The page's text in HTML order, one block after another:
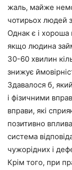
жаль, майже
чотирьох людей
Однак є і хороша
якщо людина
30-60 хвилин
знижує
Здавалося б,
і фізичними
вправи, які
позитивно
система
чужорідних і
Крім того, при